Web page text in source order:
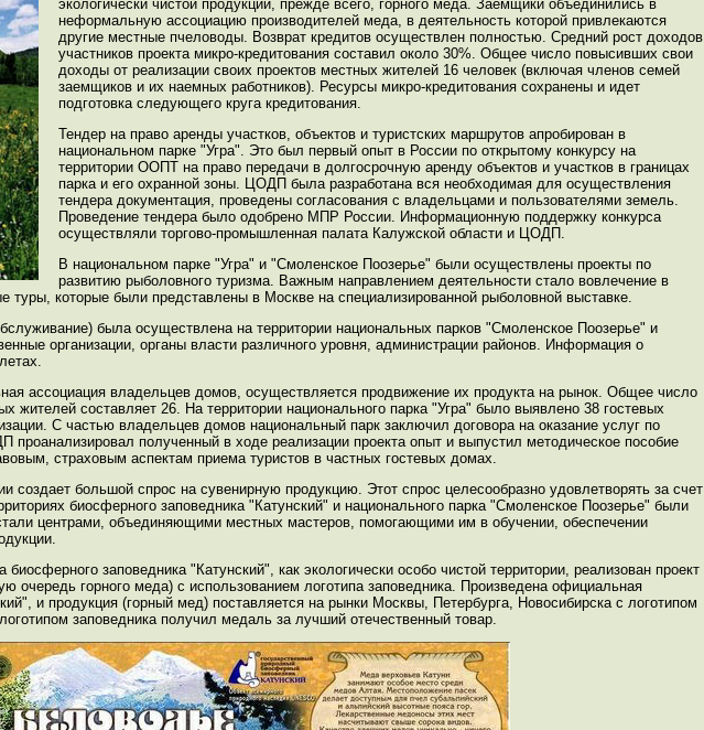
экологически чистой продукции, прежде всего, горного меда. Заемщики объединились в
неформальную ассоциацию производителей меда, в деятельность которой привлекаются
другие местные пчеловоды. Возврат кредитов осуществлен полностью. Средний рост доходов
участников проекта микро-кредитования составил около 30%. Общее число повысивших свои
доходы от реализации своих проектов местных жителей 16 человек (включая членов семей
заемщиков и их наемных работников). Ресурсы микро-кредитования сохранены и идет
подготовка следующего круга кредитования.
Тендер на право аренды участков, объектов и туристских маршрутов апробирован в
национальном парке "Угра". Это был первый опыт в России по открытому конкурсу на
территории ООПТ на право передачи в долгосрочную аренду объектов и участков в границах
парка и его охранной зоны. ЦОДП была разработана вся необходимая для осуществления
тендера документация, проведены согласования с владельцами и пользователями земель.
Проведение тендера было одобрено МПР России. Информационную поддержку конкурса
осуществляли торгово-промышленная палата Калужской области и ЦОДП.
В национальном парке "Угра" и "Смоленское Поозерье" были осуществлены проекты по
развитию рыболовного туризма. Важным направлением деятельности стало вовлечение в
которые были представлены в Москве на специализированной рыболовной выставке.
была осуществлена на территории национальных парков "Смоленское Поозерье" и
организации, органы власти различного уровня, администрации районов. Информация о
ассоциация владельцев домов, осуществляется продвижение их продукта на рынок. Общее число
составляет 26. На территории национального парка "Угра" было выявлено 38 гостевых
С частью владельцев домов национальный парк заключил договора на оказание услуг по
полученный в ходе реализации проекта опыт и выпустил методическое пособие
страховым аспектам приема туристов в частных гостевых домах.
создает большой спрос на сувенирную продукцию. Этот спрос целесообразно удовлетворять за счет
биосферного заповедника "Катунский" и национального парка "Смоленское Поозерье" были
центрами, объединяющими местных мастеров, помогающими им в обучении, обеспечении
заповедника "Катунский", как экологически особо чистой территории, реализован проект
очередь горного меда) с использованием логотипа заповедника. Произведена официальная
и продукция (горный мед) поставляется на рынки Москвы, Петербурга, Новосибирска с логотипом
заповедника получил медаль за лучший отечественный товар.